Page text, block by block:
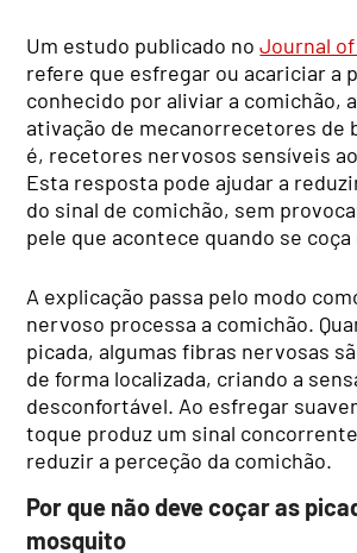
Um estudo publicado noJournal
refere que esfregar ou acariciar a
conhecido por aliviar a comichão,
ativação de mecanorrecetores de
é, recetores nervosos sensíveis
Esta resposta pode ajudar a
do sinal de comichão, sem
pele que acontece quando se
A explicação passa pelo modo
nervoso processa a comichão.
picada, algumas fibras nervosas
de forma localizada, criando a
desconfortável. Ao esfregar
toque produz um sinal
reduzir a perceção da comichão.
Por que não deve coçar as
mosquito